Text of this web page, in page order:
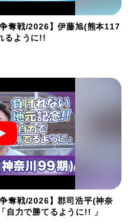
奪戦/2026】伊藤旭(熊本117
るように!!
奪戦/2026】郡司浩平(神奈
自力で勝てるように!! 」